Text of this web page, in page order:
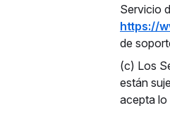
Servicio
https://
de
(c) Los
están
acepta lo